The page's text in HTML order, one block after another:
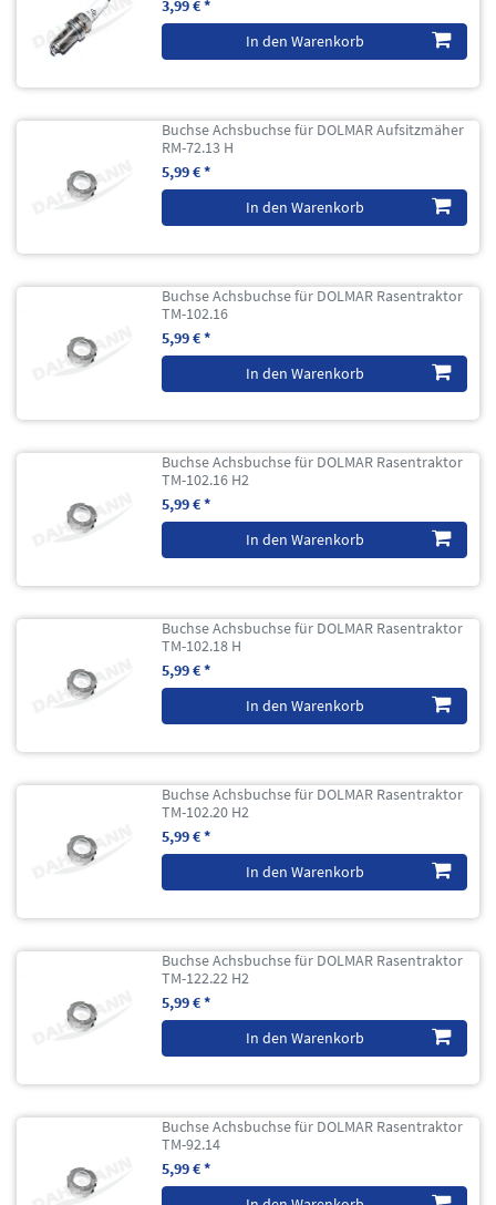
3,99 € *
In den Warenkorb
Buchse Achsbuchse für DOLMAR Aufsitzmäher
RM-72.13 H
5,99 € *
In den Warenkorb
Buchse Achsbuchse für DOLMAR Rasentraktor
TM-102.16
5,99 € *
In den Warenkorb
Buchse Achsbuchse für DOLMAR Rasentraktor
TM-102.16 H2
5,99 € *
In den Warenkorb
Buchse Achsbuchse für DOLMAR Rasentraktor
TM-102.18 H
5,99 € *
In den Warenkorb
Buchse Achsbuchse für DOLMAR Rasentraktor
TM-102.20 H2
5,99 € *
In den Warenkorb
Buchse Achsbuchse für DOLMAR Rasentraktor
TM-122.22 H2
5,99 € *
In den Warenkorb
Buchse Achsbuchse für DOLMAR Rasentraktor
TM-92.14
5,99 € *